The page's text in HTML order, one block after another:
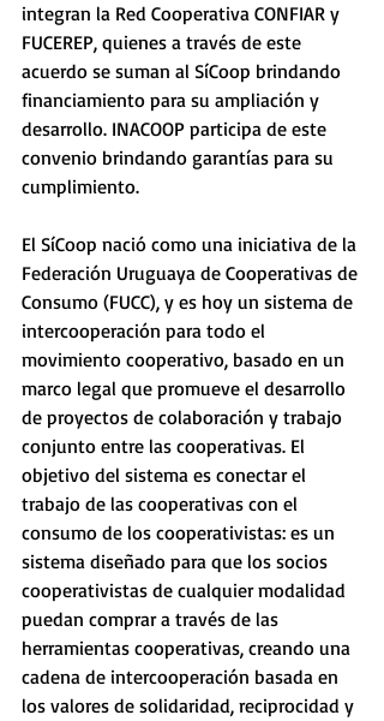
integran la Red Cooperativa CONFIAR y
FUCEREP, quienes a través de este
acuerdo se suman al SíCoop brindando
financiamiento para su ampliación y
desarrollo. INACOOP participa de este
convenio brindando garantías para su
cumplimiento.
El SíCoop nació como una iniciativa de la
Federación Uruguaya de Cooperativas de
Consumo (FUCC), y es hoy un sistema de
intercooperación para todo el
movimiento cooperativo, basado en un
marco legal que promueve el desarrollo
de proyectos de colaboración y trabajo
conjunto entre las cooperativas. El
objetivo del sistema es conectar el
trabajo de las cooperativas con el
consumo de los cooperativistas: es un
sistema diseñado para que los socios
cooperativistas de cualquier modalidad
puedan comprar a través de las
herramientas cooperativas, creando una
cadena de intercooperación basada en
los valores de solidaridad, reciprocidad y